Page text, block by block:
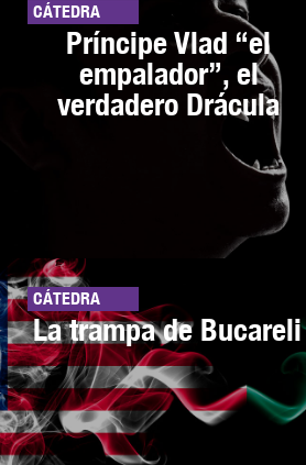
CÁTEDRA
Príncipe Vlad “el
empalador”, el
verdadero Drácula
CÁTEDRA
La trampa de Bucareli